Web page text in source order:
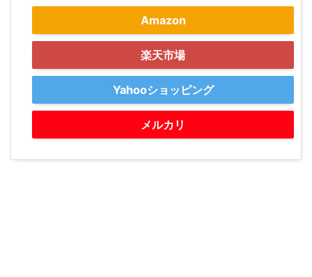
Amazon
楽天市場
Yahooショッピング
メルカリ